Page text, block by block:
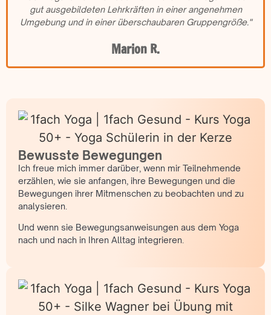
gut ausgebildeten Lehrkräften in einer angenehmen
Umgebung und in einer überschaubaren Gruppengröße."
Marion R.
Bewusste Bewegungen
Ich freue mich immer darüber, wenn mir Teilnehmende
erzählen, wie sie anfangen, ihre Bewegungen und die
Bewegungen ihrer Mitmenschen zu beobachten und zu
analysieren.
Und wenn sie Bewegungsanweisungen aus dem Yoga
nach und nach in Ihren Alltag integrieren.